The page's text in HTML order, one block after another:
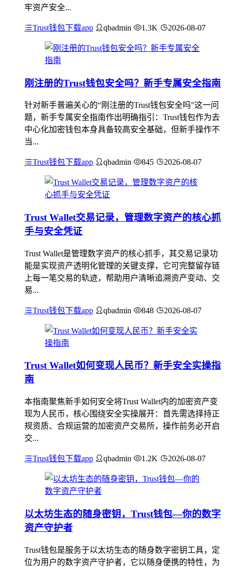
牢资产安全...
Trust钱包下载app qbadmin 1.3K 2026-08-07
刚注册的Trust钱包安全吗？新手专属安全指南
针对新手普遍关心的“刚注册的Trust钱包安全吗”这一问
题，新手专属安全指南作出明确指引：Trust钱包作为去
中心化加密钱包本身具备较高安全基础，但新手操作不
当...
Trust钱包下载app qbadmin 845 2026-08-07
Trust Wallet交易记录，管理数字资产的核心抓
手与安全凭证
Trust Wallet是管理数字资产的核心抓手，其交易记录功
能是实现资产透明化管理的关键支撑，它可完整留存链
上每一笔交易的轨迹，帮助用户清晰追溯资产变动、交
易...
Trust钱包下载app qbadmin 848 2026-08-07
Trust Wallet如何变现人民币？新手安全实操指
南
本指南聚焦新手如何安全将Trust Wallet内的加密资产变
现为人民币，核心围绕安全实操展开：首先需选择持正
规资质、合规运营的加密资产交易所，操作前务必开启
交...
Trust钱包下载app qbadmin 1.2K 2026-08-07
以太坊生态的随身密钥，Trust钱包—你的数字
资产守护者
Trust钱包是服务于以太坊生态的随身数字密钥工具，定
位为用户的数字资产守护者，它以随身便携的特性，为